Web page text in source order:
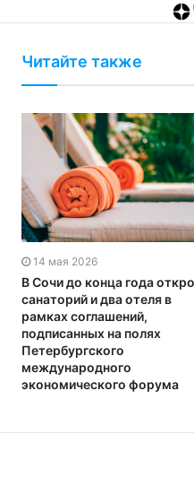
Читайте также
14 мая 2026
В Сочи до конца года
санаторий и два отеля в
рамках соглашений,
подписанных на полях
Петербургского
международного
экономического форума